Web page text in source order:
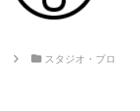
スタジオ・ブロ